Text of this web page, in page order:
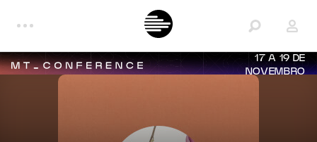
17 A 19 DE
NOVEMBRO